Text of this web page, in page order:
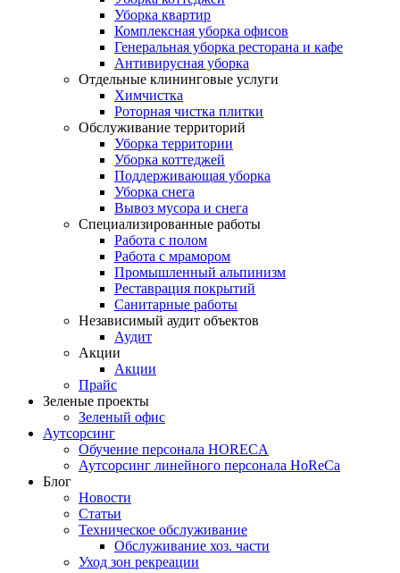
Уборка квартир
Комплексная уборка офисов
Генеральная уборка ресторана и кафе
Антивирусная уборка
Отдельные клининговые услуги
Химчистка
Роторная чистка плитки
Обслуживание территорий
Уборка территории
Уборка коттеджей
Поддерживающая уборка
Уборка снега
Вывоз мусора и снега
Специализированные работы
Работа с полом
Работа с мрамором
Промышленный альпинизм
Реставрация покрытий
Санитарные работы
Независимый аудит объектов
Аудит
Акции
Акции
Прайс
Зеленые проекты
Зеленый офис
Аутсорсинг
Обучение персонала HORECA
Аутсорсинг линейного персонала HoReCa
Блог
Новости
Статьи
Техническое обслуживание
Обслуживание хоз. части
Уход зон рекреации